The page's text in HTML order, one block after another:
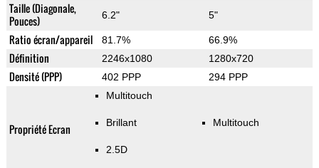
Taille (Diagonale,
Pouces)
6.2" 5"
Ratio écran/appareil 81.7% 66.9%
Définition 2246x1080 1280x720
Densité (PPP) 402 PPP 294 PPP
Propriété Ecran
Multitouch
Brillant
2.5D
Multitouch